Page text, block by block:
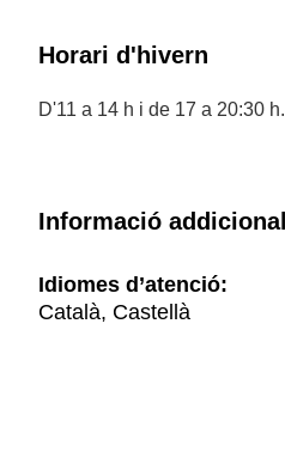
Horari d'hivern
D'11 a 14 h i de 17 a 20:30 h.
Informació addicional
Idiomes d’atenció:
Català, Castellà